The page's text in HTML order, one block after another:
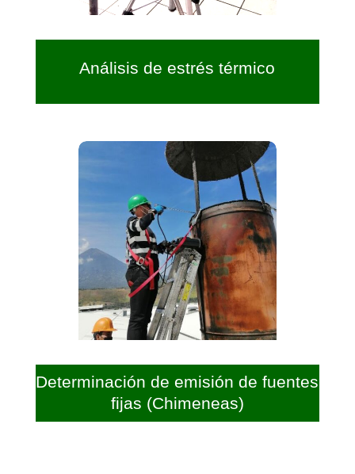
Análisis de estrés térmico
Determinación de emisión de fuentes
fijas (Chimeneas)